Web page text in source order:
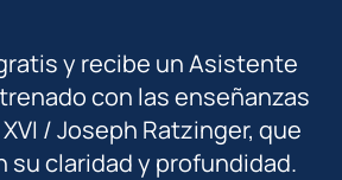
y recibe un Asistente
con las enseñanzas
/ Joseph Ratzinger, que
su claridad y profundidad.